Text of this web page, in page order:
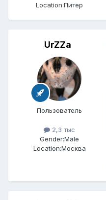
Location:Питер
UrZZa
Пользователь
2,3 тыс
Gender:Male
Location:Москва